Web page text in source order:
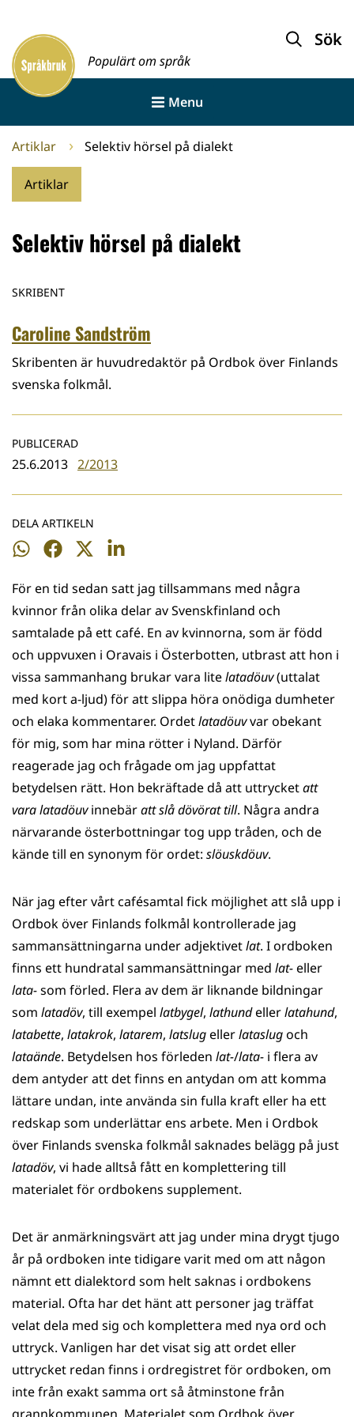
innehållet
Framsida
Populärt om språk
Sök
Menu
Artiklar Selektiv hörsel på dialekt
Artiklar
Selektiv hörsel på dialekt
SKRIBENT
Caroline Sandström
Skribenten är huvudredaktör på Ordbok över Finlands
svenska folkmål.
PUBLICERAD
25.6.2013 2/2013
DELA ARTIKELN
Dela
WhatsApp
Dela
Facebook
Dela
Twitter
Dela
LinkedIn
För en tid sedan satt jag tillsammans med några
kvinnor från olika delar av Svenskfinland och
samtalade på ett café. En av kvinnorna, som är född
och uppvuxen i Oravais i Österbotten, utbrast att hon i
vissa sammanhang brukar vara litelatadöuv(uttalat
med kort a-ljud) för att slippa höra onödiga dumheter
och elaka kommentarer. Ordetlatadöuvvar obekant
för mig, som har mina rötter i Nyland. Därför
reagerade jag och frågade om jag uppfattat
betydelsen rätt. Hon bekräftade då att uttrycketatt
vara latadöuvinnebäratt slå dövörat till. Några andra
närvarande österbottningar tog upp tråden, och de
kände till en synonym för ordet: slöuskdöuv.
När jag efter vårt cafésamtal fick möjlighet att slå upp i
Ordbok över Finlands folkmål kontrollerade jag
sammansättningarna under adjektivetlat. I ordboken
finns ett hundratal sammansättningar med lat-eller
lata-som förled. Flera av dem är liknande bildningar
som latadöv, till exempel latbygel, lathundellerlatahund,
latabette, latakrok, latarem, latslugellerlataslugoch
lataände. Betydelsen hos förleden lat-/lata- i flera av
dem antyder att det finns en antydan om att komma
lättare undan, inte använda sin fulla kraft eller ha ett
redskap som underlättar ens arbete. Men i Ordbok
över Finlands svenska folkmål saknades belägg på just
latadöv, vi hade alltså fått en komplettering till
materialet för ordbokens supplement.
Det är anmärkningsvärt att jag under mina drygt tjugo
år på ordboken inte tidigare varit med om att någon
nämnt ett dialektord som helt saknas i ordbokens
material. Ofta har det hänt att personer jag träffat
velat dela med sig och komplettera med nya ord och
uttryck. Vanligen har det visat sig att ordet eller
uttrycket redan finns i ordregistret för ordboken, om
inte från exakt samma ort så åtminstone från